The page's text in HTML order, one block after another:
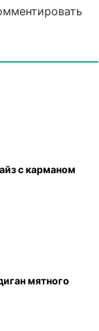
с карманом
мятного